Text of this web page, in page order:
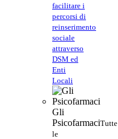
facilitare i
percorsi di
reinserimento
sociale
attraverso
DSM ed
Enti
Locali
Gli
PsicofarmaciTutte
le